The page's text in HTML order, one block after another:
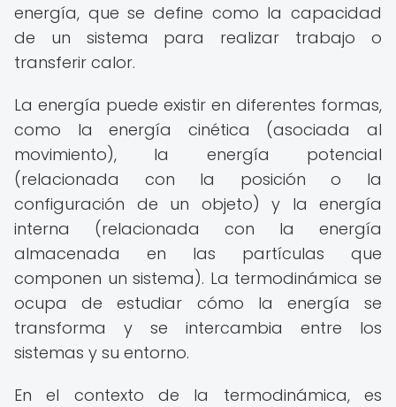
energía, que se define como la capacidad
de un sistema para realizar trabajo o
transferir calor.
La energía puede existir en diferentes formas,
como la energía cinética (asociada al
movimiento), la energía potencial
(relacionada con la posición o la
configuración de un objeto) y la energía
interna (relacionada con la energía
almacenada en las partículas que
componen un sistema). La termodinámica se
ocupa de estudiar cómo la energía se
transforma y se intercambia entre los
sistemas y su entorno.
En el contexto de la termodinámica, es